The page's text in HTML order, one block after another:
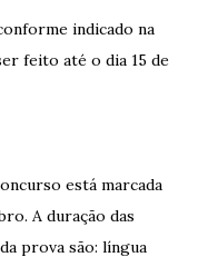
indicado na
feito até o dia 15 de
está marcada
A duração das
prova são: língua